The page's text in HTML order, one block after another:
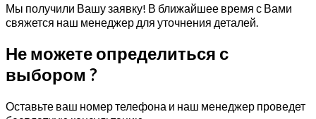
Мы получили Вашу заявку! В ближайшее время с Вами
свяжется наш менеджер для уточнения деталей.
Не можете определиться с
выбором ?
Оставьте ваш номер телефона и наш менеджер проведет